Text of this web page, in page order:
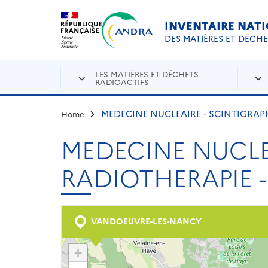
Aller au contenu principal
INVENTAIRE
DES MATIÈRES ET
LES MATIÈRES ET DÉCHETS
RADIOACTIFS
Home MEDECINE NUCLEAIRE -
MEDECINE
RADIOTHERAPIE
VANDOEUVRE-LES-NANCY
+